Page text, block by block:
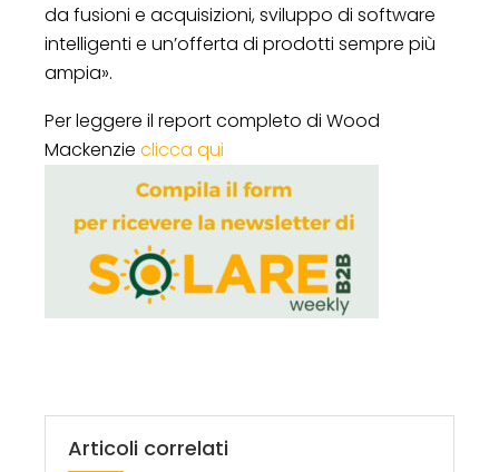
da fusioni e acquisizioni, sviluppo di software
intelligenti e un’offerta di prodotti sempre più
ampia».
Per leggere il report completo di Wood
Mackenzie clicca qui
Articoli correlati